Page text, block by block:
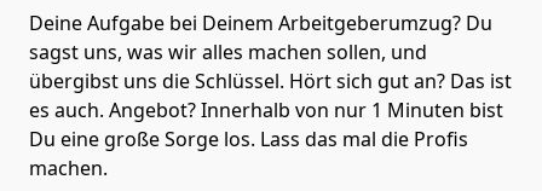
Deine Aufgabe bei Deinem Arbeitgeberumzug? Du
sagst uns, was wir alles machen sollen, und
übergibst uns die Schlüssel. Hört sich gut an? Das ist
es auch. Angebot? Innerhalb von nur 1 Minuten bist
Du eine große Sorge los. Lass das mal die Profis
machen.